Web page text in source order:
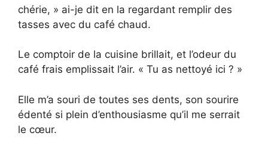
chérie, » ai-je dit en la regardant remplir des
tasses avec du café chaud.
Le comptoir de la cuisine brillait, et l’odeur du
café frais emplissait l’air. « Tu as nettoyé ici ? »
Elle m’a souri de toutes ses dents, son sourire
édenté si plein d’enthousiasme qu’il me serrait
le cœur.